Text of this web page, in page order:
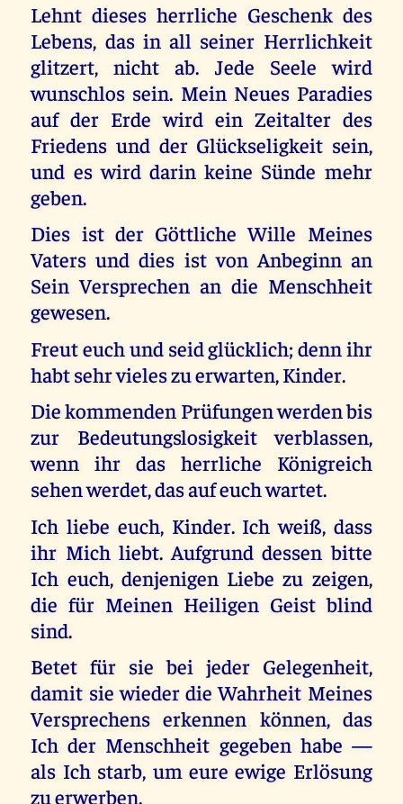
Lehnt dieses herrliche Geschenk des
Lebens, das in all seiner Herrlichkeit
glitzert, nicht ab. Jede Seele wird
wunschlos sein. Mein Neues Paradies
auf der Erde wird ein Zeitalter des
Friedens und der Glückseligkeit sein,
und es wird darin keine Sünde mehr
geben.
Dies ist der Göttliche Wille Meines
Vaters und dies ist von Anbeginn an
Sein Versprechen an die Menschheit
gewesen.
Freut euch und seid glücklich; denn ihr
habt sehr vieles zu erwarten, Kinder.
Die kommenden Prüfungen werden bis
zur Bedeutungslosigkeit verblassen,
wenn ihr das herrliche Königreich
sehen werdet, das auf euch wartet.
Ich liebe euch, Kinder. Ich weiß, dass
ihr Mich liebt. Aufgrund dessen bitte
Ich euch, denjenigen Liebe zu zeigen,
die für Meinen Heiligen Geist blind
sind.
Betet für sie bei jeder Gelegenheit,
damit sie wieder die Wahrheit Meines
Versprechens erkennen können, das
Ich der Menschheit gegeben habe —
als Ich starb, um eure ewige Erlösung
zu erwerben.